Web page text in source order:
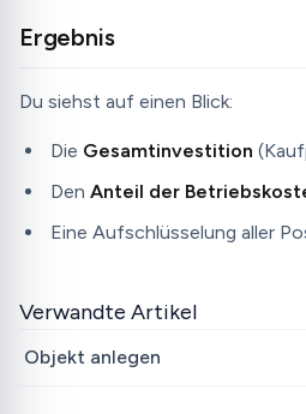
Ergebnis
Du siehst auf einen Blick:
Die Gesamtinvestition
Den Anteil der
Eine Aufschlüsselung aller
Verwandte Artikel
Objekt anlegen